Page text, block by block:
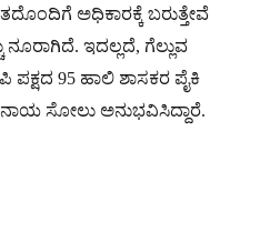
ಅಧಿಕಾರಕ್ಕೆ ಬರುತ್ತೇವೆ
ನೂರಾಗಿದೆ. ಇದಲ್ಲದೆ, ಗೆಲ್ಲುವ
95 ಹಾಲಿ ಶಾಸಕರ ಪೈಕಿ
ಸೋಲು ಅನುಭವಿಸಿದ್ದಾರೆ.